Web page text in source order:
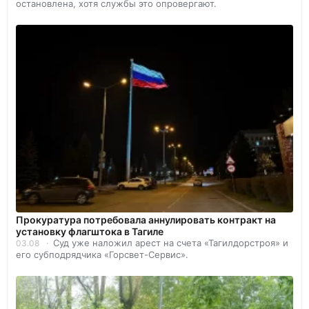
остановлена, хотя службы это опровергают.
Прокуратура потребовала аннулировать контракт на
установку флагштока в Тагиле
03.08
Суд уже наложил арест на счета «Тагилдорстроя» и
его субподрядчика «Горсвет-Сервис».